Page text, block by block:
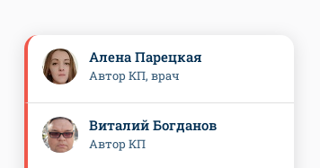
Алена Парецкая
Автор КП, врач
Виталий Богданов
Автор КП